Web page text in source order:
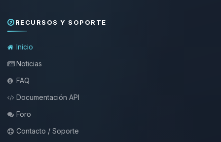
RECURSOS Y SOPORTE
Inicio
Noticias
FAQ
Documentación API
Foro
Contacto / Soporte